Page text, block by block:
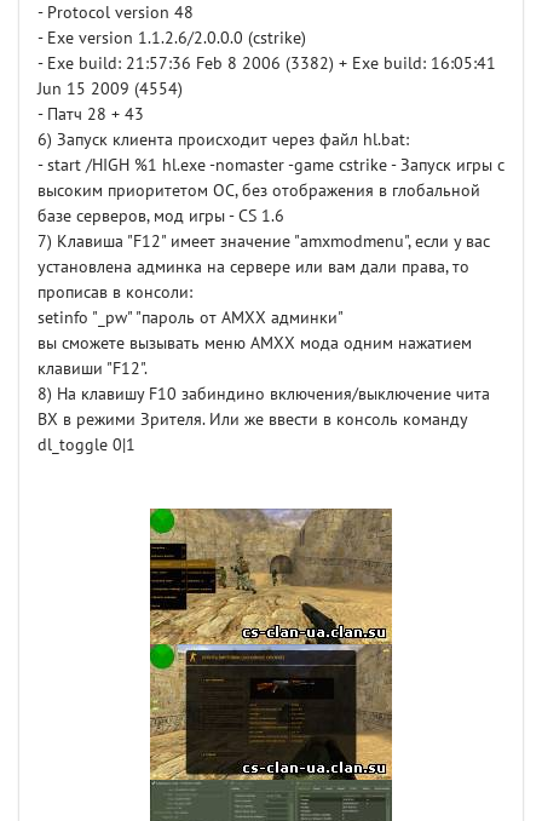
- Protocol version 48
- Exe version 1.1.2.6/2.0.0.0 (cstrike)
- Exe build: 21:57:36 Feb 8 2006 (3382) + Exe build: 16:05:41
Jun 15 2009 (4554)
- Патч 28 + 43
6) Запуск клиента происходит через файл hl.bat:
- start /HIGH %1 hl.exe -nomaster -game cstrike - Запуск игры с
высоким приоритетом ОС, без отображения в глобальной
базе серверов, мод игры - CS 1.6
7) Клавиша "F12" имеет значение "amxmodmenu", если у вас
установлена админка на сервере или вам дали права, то
прописав в консоли:
setinfo "_pw" "пароль от AMXX админки"
вы сможете вызывать меню AMXX мода одним нажатием
клавиши "F12".
8) На клавишу F10 забиндино включения/выключение чита
ВХ в режими Зрителя. Или же ввести в консоль команду
dl_toggle 0|1